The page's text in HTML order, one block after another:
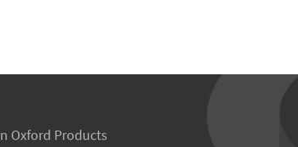
Oxford Products